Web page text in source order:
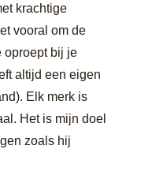
krachtige
vooral om de
oproept bij je
altijd een eigen
Elk merk is
Het is mijn doel
zoals hij